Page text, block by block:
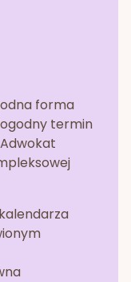
forma
termin